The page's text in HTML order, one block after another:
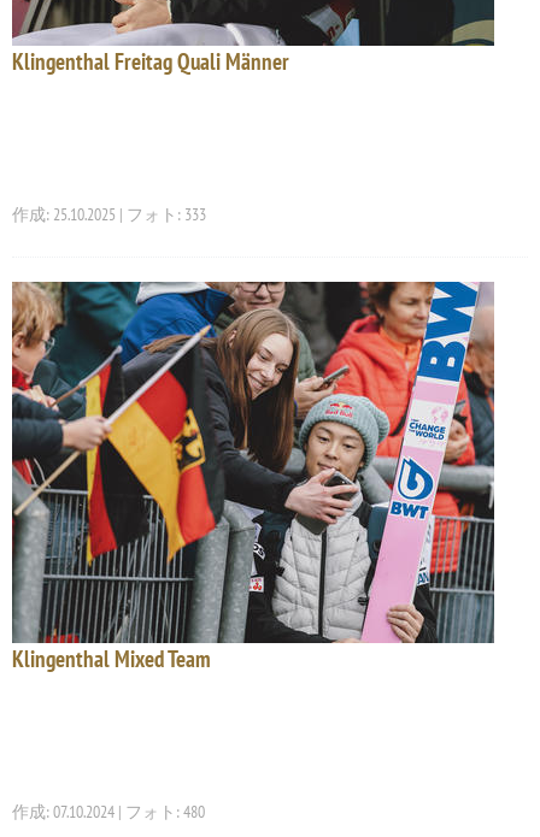
Klingenthal Freitag Quali Männer
作成: 25.10.2025 | フォト: 333
Klingenthal Mixed Team
作成: 07.10.2024 | フォト: 480